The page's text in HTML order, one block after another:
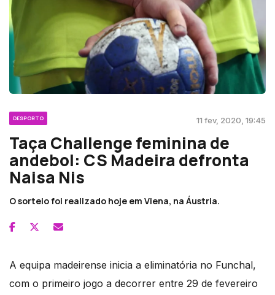
DESPORTO 11 fev, 2020, 19:45
Taça Challenge feminina de
andebol: CS Madeira defronta
Naisa Nis
O sorteio foi realizado hoje em Viena, na Áustria.
A equipa madeirense inicia a eliminatória no Funchal,
com o primeiro jogo a decorrer entre 29 de fevereiro